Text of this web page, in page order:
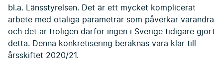
bl.a. Länsstyrelsen. Det är ett mycket komplicerat
arbete med otaliga parametrar som påverkar varandra
och det är troligen därför ingen i Sverige tidigare gjort
detta. Denna konkretisering beräknas vara klar till
årsskiftet 2020/21.